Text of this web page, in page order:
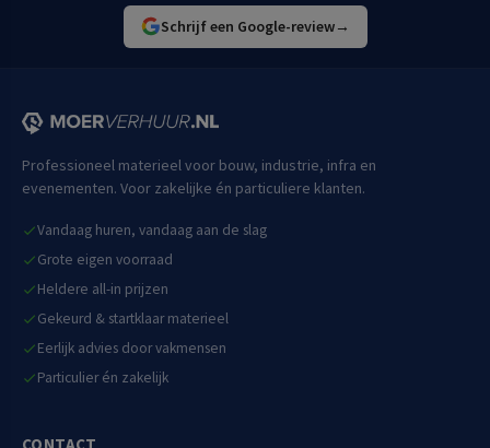
Schrijf een Google-review→
Professioneel materieel voor bouw, industrie, infra en
evenementen. Voor zakelijke én particuliere klanten.
Vandaag huren, vandaag aan de slag
Grote eigen voorraad
Heldere all-in prijzen
Gekeurd & startklaar materieel
Eerlijk advies door vakmensen
Particulier én zakelijk